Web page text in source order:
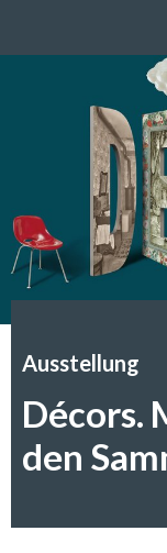
Décors.
den
Ausstellung